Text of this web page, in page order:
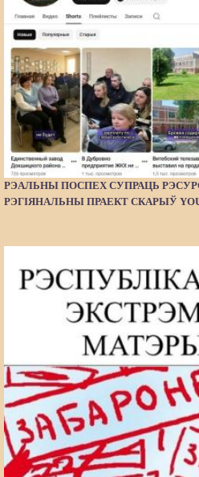
РЭАЛЬНЫ ПОСПЕХ СУПРАЦЬ
РЭГІЯНАЛЬНЫ ПРАЕКТ СКАРЫЎ